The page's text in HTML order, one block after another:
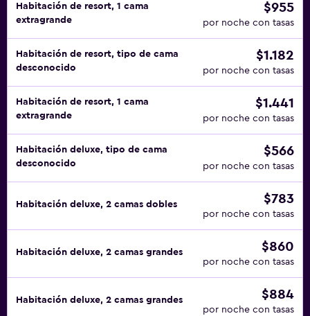
Habitación de resort, 1 cama
extragrande
$955
por noche con tasas
Habitación de resort, tipo de cama
desconocido
$1.182
por noche con tasas
Habitación de resort, 1 cama
extragrande
$1.441
por noche con tasas
Habitación deluxe, tipo de cama
desconocido
$566
por noche con tasas
Habitación deluxe, 2 camas dobles $783
por noche con tasas
Habitación deluxe, 2 camas grandes $860
por noche con tasas
Habitación deluxe, 2 camas grandes $884
por noche con tasas